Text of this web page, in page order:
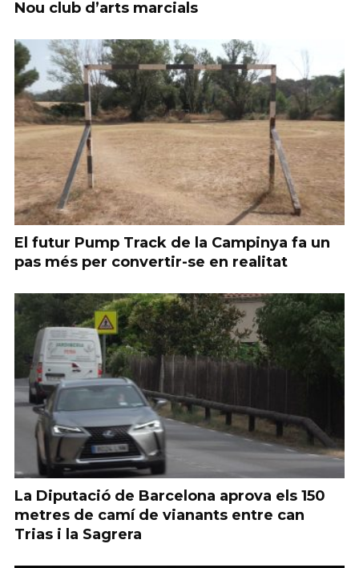
Nou club d’arts marcials
El futur Pump Track de la Campinya fa un
pas més per convertir-se en realitat
La Diputació de Barcelona aprova els 150
metres de camí de vianants entre can
Trias i la Sagrera